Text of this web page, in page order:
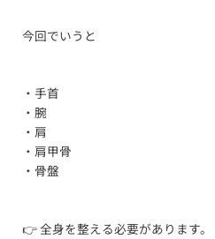
今回でいうと
・手首
・腕
・肩
・肩甲骨
・骨盤
👉 全身を整える必要があります。